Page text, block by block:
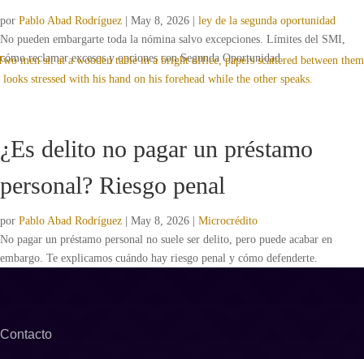
por Pablo Abad Rodríguez May 8, 2026
ley de la segunda oportunidad
No pueden embargarte toda la nómina salvo excepciones. Límites del SMI,
cómo reclamar excesos y opciones con Segunda Oportunidad.
¿Es delito no pagar un préstamo
personal? Riesgo penal
por Pablo Abad Rodríguez May 8, 2026
Microcrédito
No pagar un préstamo personal no suele ser delito, pero puede acabar en
embargo. Te explicamos cuándo hay riesgo penal y cómo defenderte.
Contacto